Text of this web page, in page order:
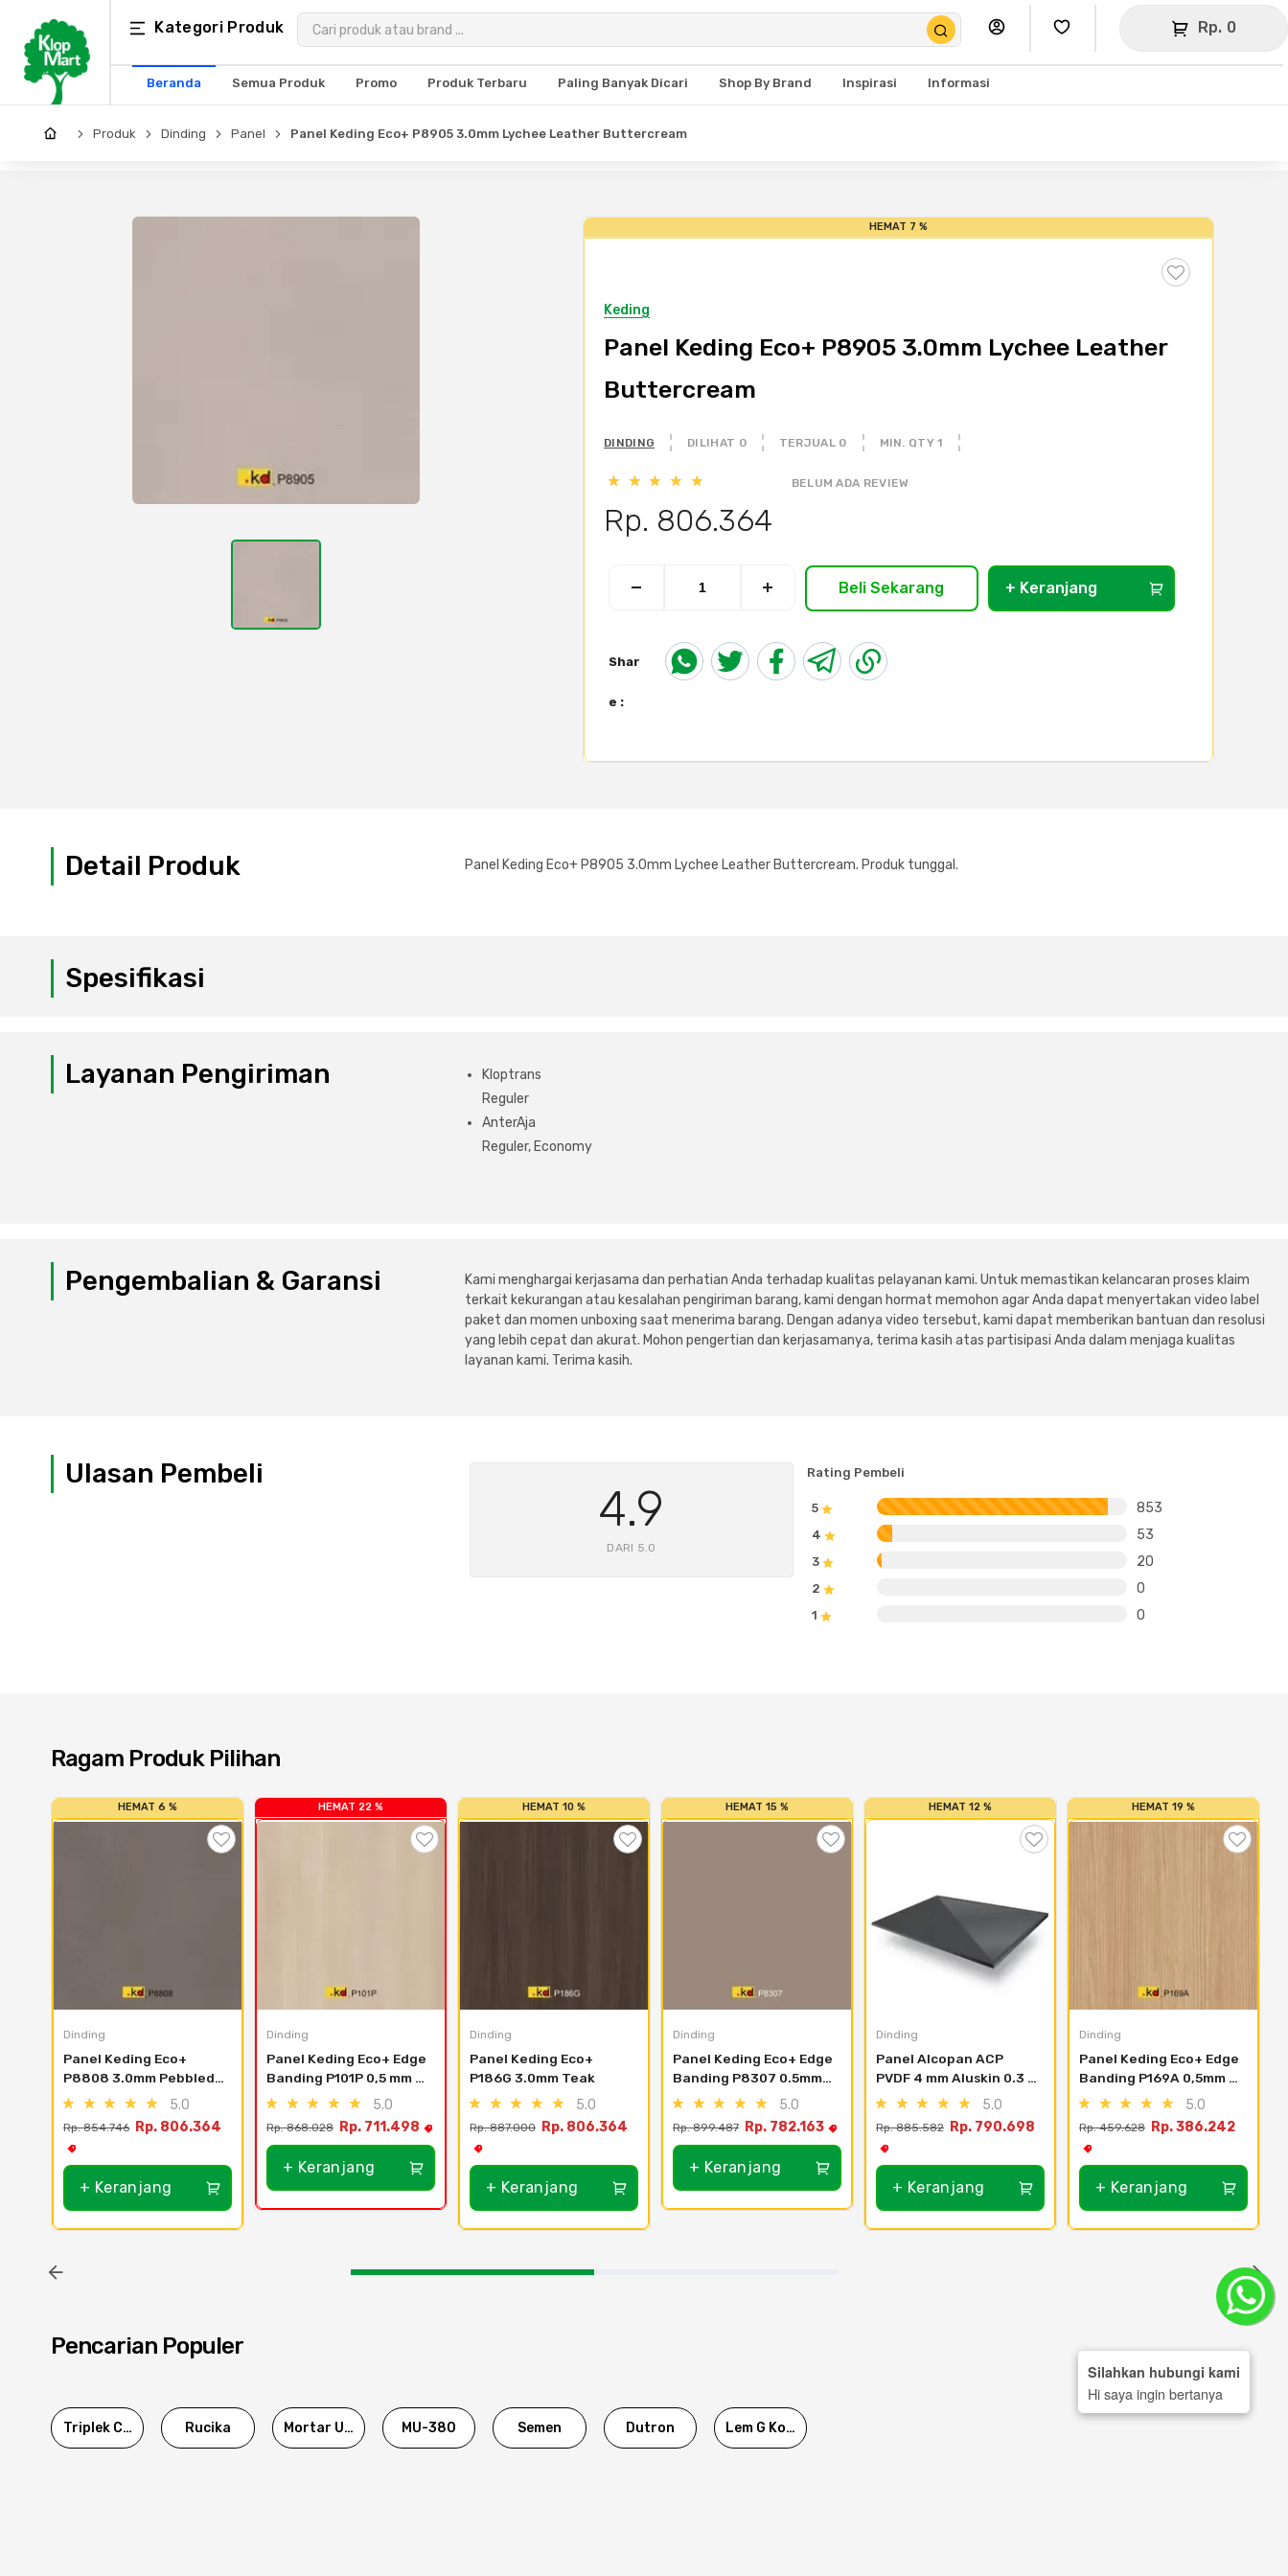
Kategori Produk Rp. 0
Beranda Semua Produk Promo Produk Terbaru Paling Banyak Dicari Shop By Brand Inspirasi Informasi
Kategori
Produk
Arsitektur
Produk Dinding Panel Panel Keding Eco+ P8905 3.0mm Lychee Leather Buttercream
HEMAT 7 %
Keding
Panel Keding Eco+ P8905 3.0mm Lychee Leather
Buttercream
DINDING DILIHAT 0 TERJUAL 0 MIN. QTY 1
BELUM ADA REVIEW
Rp. 806.364
Beli Sekarang + Keranjang
Shar
e :
Detail Produk Panel Keding Eco+ P8905 3.0mm Lychee Leather Buttercream. Produk tunggal.
Spesifikasi
Layanan Pengiriman
Kloptrans
Reguler
AnterAja
Reguler, Economy
Pengembalian & Garansi
Kami menghargai kerjasama dan perhatian Anda terhadap kualitas pelayanan kami. Untuk memastikan kelancaran proses klaim
terkait kekurangan atau kesalahan pengiriman barang, kami dengan hormat memohon agar Anda dapat menyertakan video label
paket dan momen unboxing saat menerima barang. Dengan adanya video tersebut, kami dapat memberikan bantuan dan resolusi
yang lebih cepat dan akurat. Mohon pengertian dan kerjasamanya, terima kasih atas partisipasi Anda dalam menjaga kualitas
layanan kami. Terima kasih.
Ulasan Pembeli
4.9
DARI 5.0
Rating Pembeli
5 853
4 53
3 20
2 0
1 0
Ragam Produk Pilihan
HEMAT 6 %
Dinding
Panel Keding Eco+
P8808 3.0mm Pebbled
Leather Taupe
5.0
Rp. 854.746 Rp. 806.364
+ Keranjang
HEMAT 22 %
Dinding
Panel Keding Eco+ Edge
Banding P101P 0,5 mm
Maple - 610mm X 0.5mm
5.0
Rp. 868.028 Rp. 711.498
+ Keranjang
HEMAT 10 %
Dinding
Panel Keding Eco+
P186G 3.0mm Teak
5.0
Rp. 887.000 Rp. 806.364
+ Keranjang
HEMAT 15 %
Dinding
Panel Keding Eco+ Edge
Banding P8307 0.5mm
Silky Matte Mojave -
2440mm
5.0
Rp. 899.487 Rp. 782.163
+ Keranjang
HEMAT 12 %
Dinding
Panel Alcopan ACP
PVDF 4 mm Aluskin 0.3
mm - Light Silver Kpf
5.0
Rp. 885.582 Rp. 790.698
+ Keranjang
HEMAT 19 %
Dinding
Panel Keding Eco+ Edge
Banding P169A 0,5mm
Paulownia - 25mm X
5.0
Rp. 459.628 Rp. 386.242
+ Keranjang
Pencarian Populer
Triplek Cor Rucika Mortar Utama MU-380 Semen Dutron Lem G Korea
Silahkan hubungi kami
Hi saya ingin bertanya